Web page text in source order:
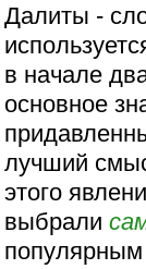
Далиты -
в начале
основное
лучший
этого
выбрали